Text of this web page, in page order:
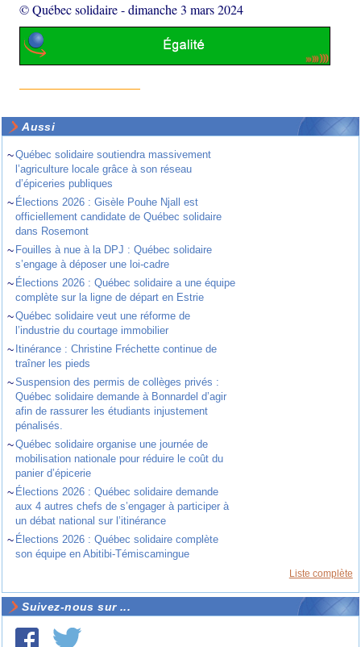
© Québec solidaire-dimanche 3 mars 2024
Aussi
~Québec solidaire soutiendra massivement
l’agriculture locale grâce à son réseau
d’épiceries publiques
~ Élections 2026 : Gisèle Pouhe Njall est
officiellement candidate de Québec solidaire
dans Rosemont
~ Fouilles à nue à la DPJ : Québec solidaire
s’engage à déposer une loi-cadre
~ Élections 2026 : Québec solidaire a une équipe
complète sur la ligne de départ en Estrie
~Québec solidaire veut une réforme de
l’industrie du courtage immobilier
~ Itinérance : Christine Fréchette continue de
traîner les pieds
~Suspension des permis de collèges privés :
Québec solidaire demande à Bonnardel d’agir
afin de rassurer les étudiants injustement
pénalisés.
~Québec solidaire organise une journée de
mobilisation nationale pour réduire le coût du
panier d’épicerie
~ Élections 2026 : Québec solidaire demande
aux 4 autres chefs de s’engager à participer à
un débat national sur l’itinérance
~ Élections 2026 : Québec solidaire complète
son équipe en Abitibi-Témiscamingue
Liste complète
Suivez-nous sur ...